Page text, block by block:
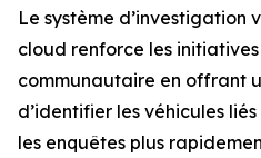
Le système d’investigation
cloud renforce les
communautaire en offrant
d’identifier les véhicules
les enquêtes plus